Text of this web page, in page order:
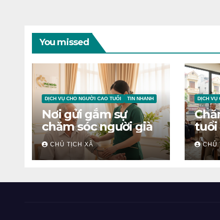
You missed
DỊCH VỤ CHO NGƯỜI CAO TUỔI TIN NHANH
Nơi gửi gắm sự
chăm sóc người già
CHỦ TỊCH XÃ
DỊCH VỤ
tuổi
CHỦ